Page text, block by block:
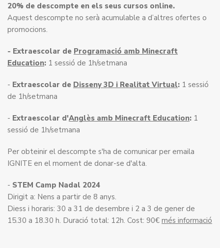
20% de descompte en els seus cursos online.
Aquest descompte no serà acumulable a d’altres ofertes o
promocions.
- Extraescolar de Programació amb Minecraft
Education: 1 sessió de 1h/setmana
- Extraescolar de Disseny 3D i Realitat Virtual: 1 sessió
de 1h/setmana
- Extraescolar d'Anglès amb Minecraft Education: 1
sessió de 1h/setmana
Per obteinir el descompte s'ha de comunicar per emaila
IGNITE en el moment de donar-se d'alta.
- STEM Camp Nadal 2024
Dirigit a: Nens a partir de 8 anys.
Diess i horaris: 30 a 31 de desembre i 2 a 3 de gener de
15.30 a 18.30 h. Duració total: 12h. Cost: 90€ més informació